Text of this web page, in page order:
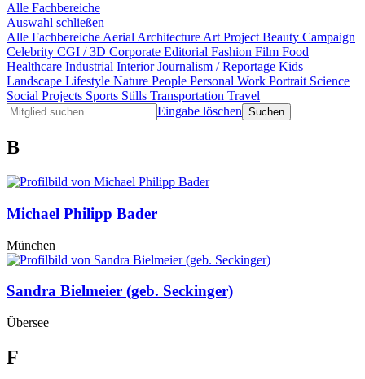
Alle Fachbereiche
Auswahl schließen
Alle Fachbereiche Aerial Architecture Art Project Beauty Campaign
Celebrity CGI / 3D Corporate Editorial Fashion Film Food
Healthcare Industrial InteriorJournalism / Reportage Kids
Landscape Lifestyle Nature People Personal Work Portrait Science
Social Projects Sports Stills Transportation Travel
Eingabe löschen
B
Michael Philipp Bader
München
Sandra Bielmeier (geb. Seckinger)
Übersee
F